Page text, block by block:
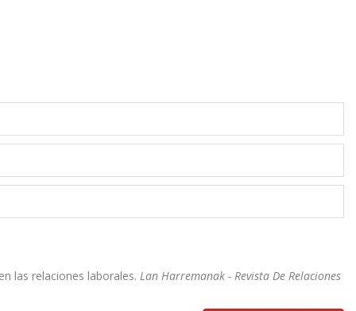
las relaciones laborales. Lan Harremanak - Revista De Relaciones